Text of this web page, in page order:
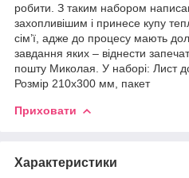
робити. З таким набором
захопливішим і принесе купу
сім’ї, адже до процесу мають
завдання яких – віднести
пошту Миколая. У наборі: Лист
Розмір 210х300 мм, пакет
Приховати
Характеристики